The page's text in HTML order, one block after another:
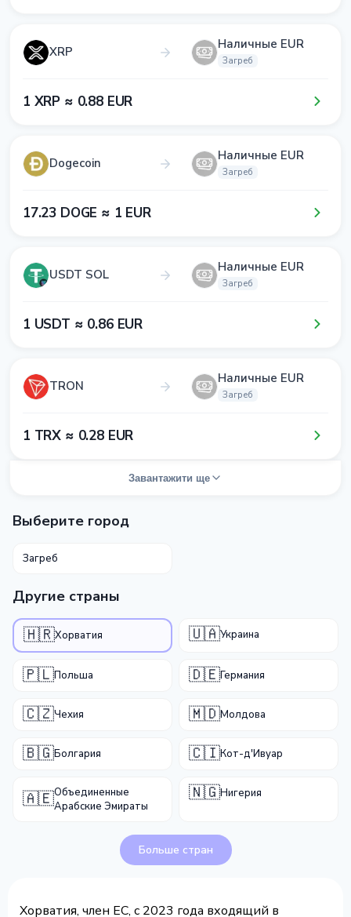
XRP Наличные EUR
Загреб
1​ XRP ≈ 0​.8​8​ EUR
Dogecoin Наличные EUR
Загреб
1​7​.2​3​ DOGE ≈ 1​ EUR
USDT SOL Наличные EUR
Загреб
1​ USDT ≈ 0​.8​6​ EUR
TRON Наличные EUR
Загреб
1​ TRX ≈ 0​.2​8​ EUR
Завантажити ще
Выберите город
Загреб
Другие страны
🇭🇷Хорватия 🇺🇦Украина
🇵🇱Польша 🇩🇪Германия
🇨🇿Чехия 🇲🇩Молдова
🇧🇬Болгария 🇨🇮Кот-д'Ивуар
🇦🇪Объединенные
Арабские Эмираты
🇳🇬Нигерия
Больше стран
Хорватия, член ЕС, с 2023 года входящий в